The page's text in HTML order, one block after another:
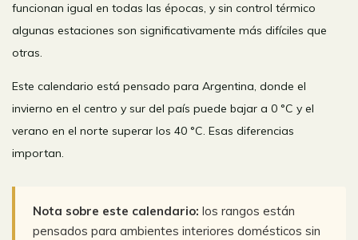
funcionan igual en todas las épocas, y sin control térmico
algunas estaciones son significativamente más difíciles que
otras.
Este calendario está pensado para Argentina, donde el
invierno en el centro y sur del país puede bajar a 0 °C y el
verano en el norte superar los 40 °C. Esas diferencias
importan.
Nota sobre este calendario: los rangos están
pensados para ambientes interiores domésticos sin